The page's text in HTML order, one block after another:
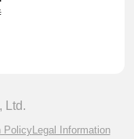
Ltd.
PolicyLegal Information